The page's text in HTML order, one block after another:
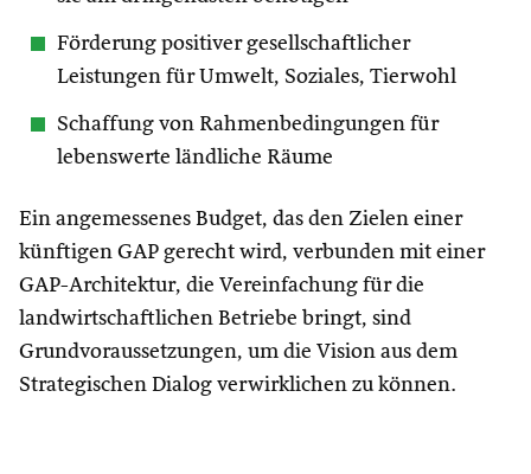
Förderung positiver gesellschaftlicher
Leistungen für Umwelt, Soziales, Tierwohl
Schaffung von Rahmenbedingungen für
lebenswerte ländliche Räume
Ein angemessenes Budget, das den Zielen einer
künftigen GAP gerecht wird, verbunden mit einer
GAP-Architektur, die Vereinfachung für die
landwirtschaftlichen Betriebe bringt, sind
Grundvoraussetzungen, um die Vision aus dem
Strategischen Dialog verwirklichen zu können.